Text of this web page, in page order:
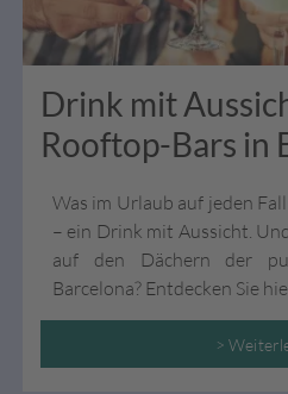
Drink mit
Rooftop-Bars in
Was im Urlaub auf jeden
– ein Drink mit Aussicht.
auf den Dächern der
Barcelona? Entdecken Sie
>